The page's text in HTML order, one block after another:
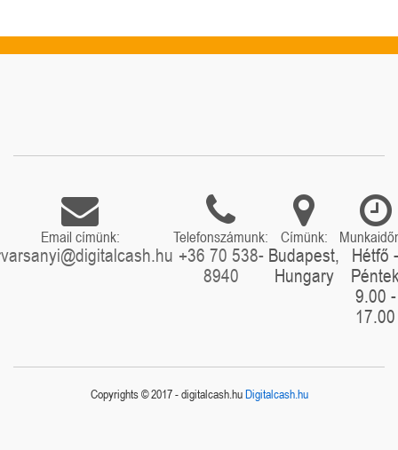
Email címünk: Telefonszámunk:
+36 70 538-
8940
Címünk:
Budapest,
Hungary
Hétfő -
9.00 -
17.00
Copyrights © 2017 - digitalcash.huDigitalcash.hu